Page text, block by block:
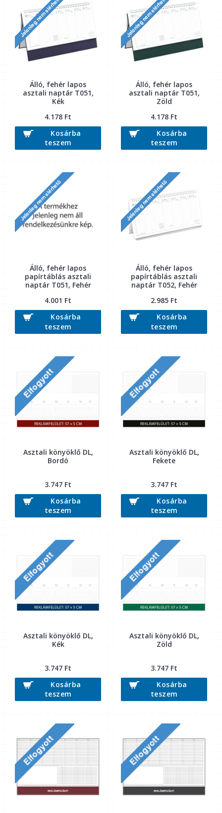
Álló, fehér lapos
asztali naptár T051,
Kék
4.178 Ft
Kosárba
teszem
Álló, fehér lapos
asztali naptár T051,
Zöld
4.178 Ft
Kosárba
teszem
Álló, fehér lapos
papírtáblás asztali
naptár T051, Fehér
4.001 Ft
Kosárba
teszem
Álló, fehér lapos
papírtáblás asztali
naptár T052, Fehér
2.985 Ft
Kosárba
teszem
Asztali könyöklő DL,
Bordó
3.747 Ft
Kosárba
teszem
Asztali könyöklő DL,
Fekete
3.747 Ft
Kosárba
teszem
Asztali könyöklő DL,
Kék
3.747 Ft
Kosárba
teszem
Asztali könyöklő DL,
Zöld
3.747 Ft
Kosárba
teszem